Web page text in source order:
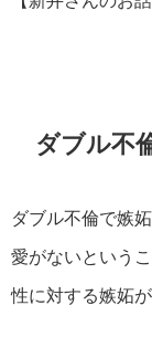
ダブル不
ダブル不倫で嫉
愛がないという
性に対する嫉妬が